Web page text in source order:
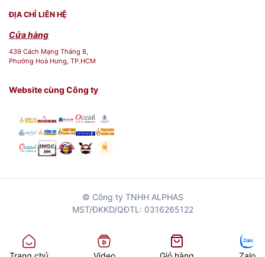
ĐỊA CHỈ LIÊN HỆ
Cửa hàng
439 Cách Mạng Tháng 8,
Phường Hoà Hưng, TP.HCM
Website cùng Công ty
© Công ty TNHH ALPHAS
MST/ĐKKD/QĐTL: 0316265122